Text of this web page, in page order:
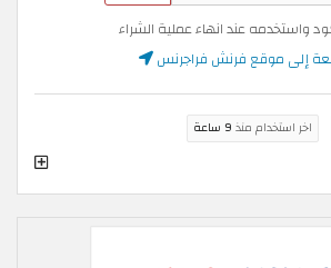
واستخدمه عند انهاء عملية الشراء
إلى موقع فرنش فراجرنس
اخر استخدام منذ 9 ساعة